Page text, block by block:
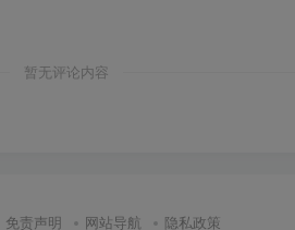
暂无评论内容
免责声明 网站导航 隐私政策